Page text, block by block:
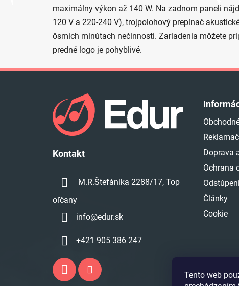
Tento web
maximálny výkon až 140 W. Na zadnom paneli
120 V a 220-240 V), trojpolohový prepínač
ôsmich minútach nečinnosti. Zariadenia môžete
predné logo je pohyblivé.
Kontakt
M.R.Štefánika 2288/17, Top
oľčany
info@edur.sk
+421 905 386 247
Doprava
Ochrana
Články
Cookie